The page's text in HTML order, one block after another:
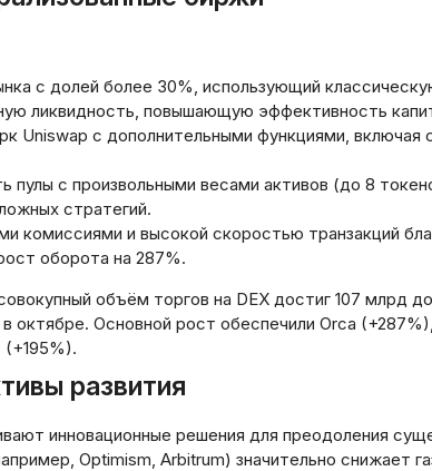
с долей более 30%, использующий
ликвидность, повышающую эффективность
Uniswap с дополнительными функциями, включая
пулы с произвольными весами активов (до 8
стратегий.
комиссиями и высокой скоростью транзакций
оборота на 287%.
объём торгов на DEX достиг 107 млрд
октябре. Основной рост обеспечили Orca
(+195%).
развития
инновационные решения для преодоления
Optimism, Arbitrum) значительно снижает